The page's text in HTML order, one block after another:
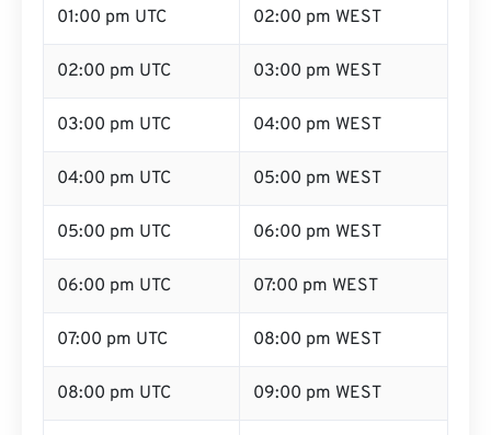
01:00 pm UTC 02:00 pm WEST
02:00 pm UTC 03:00 pm WEST
03:00 pm UTC 04:00 pm WEST
04:00 pm UTC 05:00 pm WEST
05:00 pm UTC 06:00 pm WEST
06:00 pm UTC 07:00 pm WEST
07:00 pm UTC 08:00 pm WEST
08:00 pm UTC 09:00 pm WEST